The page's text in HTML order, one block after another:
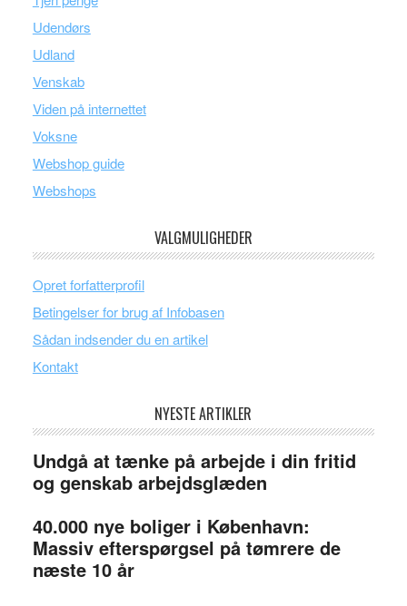
Udendørs
Udland
Venskab
Viden på internettet
Voksne
Webshop guide
Webshops
VALGMULIGHEDER
Opret forfatterprofil
Betingelser for brug af Infobasen
Sådan indsender du en artikel
Kontakt
NYESTE ARTIKLER
Undgå at tænke på arbejde i din fritid
og genskab arbejdsglæden
40.000 nye boliger i København:
Massiv efterspørgsel på tømrere de
næste 10 år